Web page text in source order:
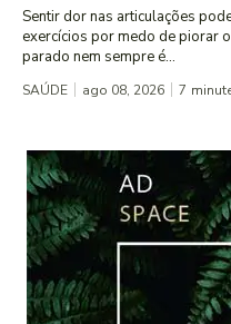
Sentir dor nas articulações
exercícios por medo de piorar
parado nem sempre é...
SAÚDE ago 08, 2026 7